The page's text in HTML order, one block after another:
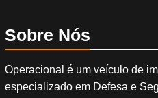
Sobre Nós
Operacional é um veículo de
especializado em Defesa e